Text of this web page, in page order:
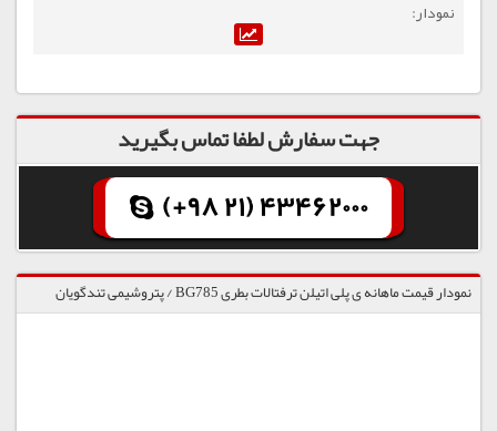
جهت سفارش لطفا تماس بگیرید
(+98 21) 43462000
نمودار قیمت ماهانه ی پلی اتیلن ترفتالات بطری BG785 / پتروشیمی تندگویان